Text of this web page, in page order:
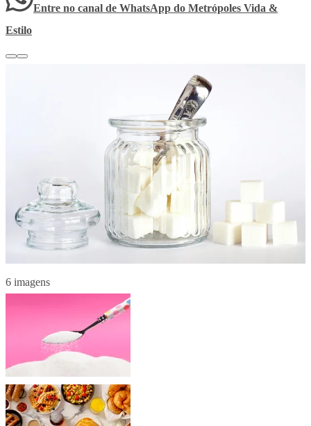
Entre no canal de WhatsApp do Metrópoles Vida &
Estilo
6 imagens